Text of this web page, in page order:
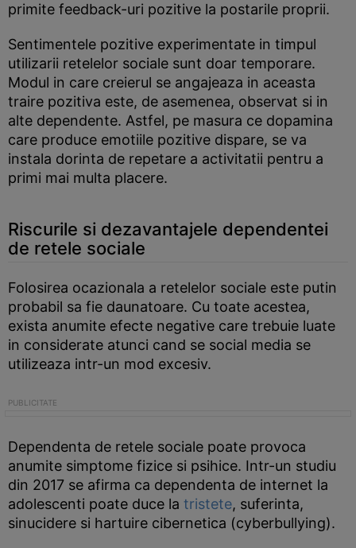
primite feedback-uri pozitive la postarile proprii.
Sentimentele pozitive experimentate in timpul
utilizarii retelelor sociale sunt doar temporare.
Modul in care creierul se angajeaza in aceasta
traire pozitiva este, de asemenea, observat si in
alte dependente. Astfel, pe masura ce dopamina
care produce emotiile pozitive dispare, se va
instala dorinta de repetare a activitatii pentru a
primi mai multa placere.
Riscurile si dezavantajele dependentei
de retele sociale
Folosirea ocazionala a retelelor sociale este putin
probabil sa fie daunatoare. Cu toate acestea,
exista anumite efecte negative care trebuie luate
in considerate atunci cand se social media se
utilizeaza intr-un mod excesiv.
Dependenta de retele sociale poate provoca
anumite simptome fizice si psihice. Intr-un studiu
din 2017 se afirma ca dependenta de internet la
adolescenti poate duce la tristete, suferinta,
sinucidere si hartuire cibernetica (cyberbullying).